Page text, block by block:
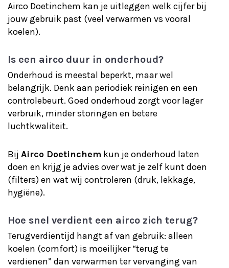
Airco Doetinchem kan je uitleggen welk cijfer bij
jouw gebruik past (veel verwarmen vs vooral
koelen).
Is een airco duur in onderhoud?
Onderhoud is meestal beperkt, maar wel
belangrijk. Denk aan periodiek reinigen en een
controlebeurt. Goed onderhoud zorgt voor lager
verbruik, minder storingen en betere
luchtkwaliteit.
Bij Airco Doetinchem kun je onderhoud laten
doen en krijg je advies over wat je zelf kunt doen
(filters) en wat wij controleren (druk, lekkage,
hygiëne).
Hoe snel verdient een airco zich terug?
Terugverdientijd hangt af van gebruik: alleen
koelen (comfort) is moeilijker “terug te
verdienen” dan verwarmen ter vervanging van